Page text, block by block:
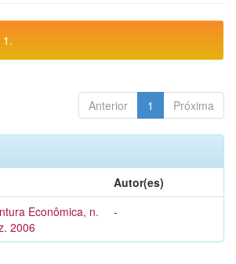
Anterior 1 Próxima
Autor(es)
Econômica, n.
2006
-